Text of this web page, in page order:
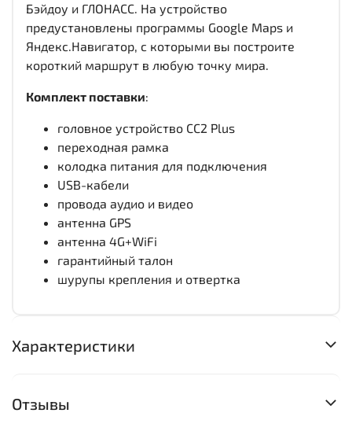
Бэйдоу и ГЛОНАСС. На устройство
предустановлены программы Google Maps и
Яндекс.Навигатор, с которыми вы построите
короткий маршрут в любую точку мира.
Комплект поставки:
головное устройство CC2 Plus
переходная рамка
колодка питания для подключения
USB-кабели
провода аудио и видео
антенна GPS
антенна 4G+WiFi
гарантийный талон
шурупы крепления и отвертка
Характеристики
Отзывы